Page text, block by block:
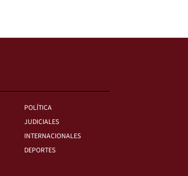
POLÍTICA
JUDICIALES
INTERNACIONALES
DEPORTES